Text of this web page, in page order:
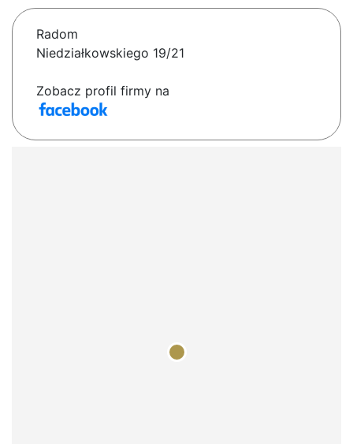
Radom
Niedziałkowskiego 19/21
Zobacz profil firmy na